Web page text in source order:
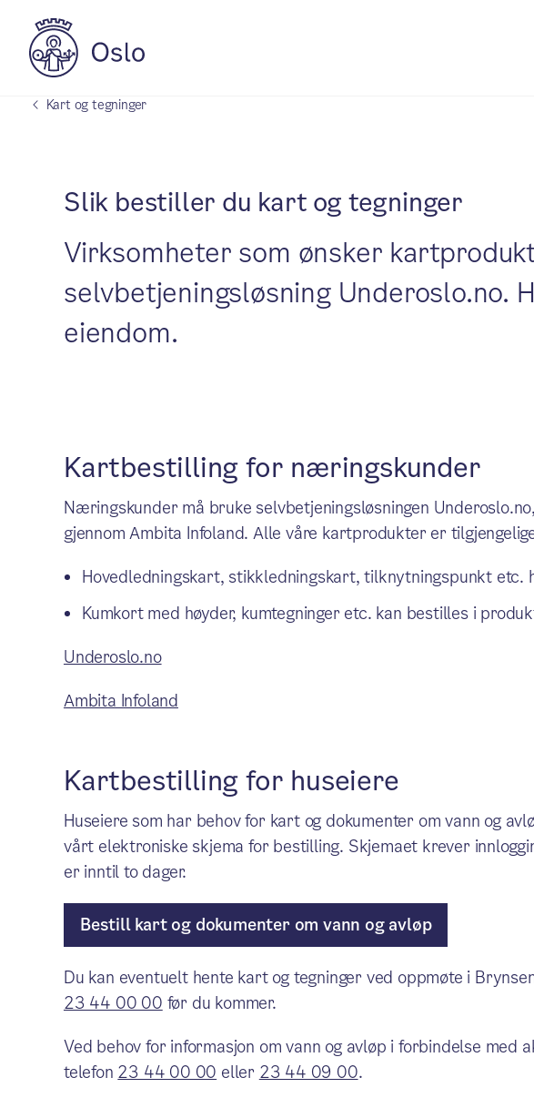
Kart og tegninger
Slik bestiller du kart og tegninger
Virksomheter som ønsker
selvbetjeningsløsning Underoslo.no.
eiendom.
Kartbestilling for næringskunder
Næringskunder må bruke selvbetjeningsløsningen
gjennom Ambita Infoland. Alle våre kartprodukter er
Hovedledningskart, stikkledningskart, tilknytningspunkt etc.
Kumkort med høyder, kumtegninger etc. kan bestilles i
Underoslo.no
Ambita Infoland
Kartbestilling for huseiere
Huseiere som har behov for kart og dokumenter om vann og
vårt elektroniske skjema for bestilling. Skjemaet krever
er inntil to dager.
Bestill kart og dokumenter om vann og avløp
Du kan eventuelt hente kart og tegninger ved oppmøte i
23 44 00 00 før du kommer.
Ved behov for informasjon om vann og avløp i forbindelse med
telefon 23 44 00 00 eller 23 44 09 00.